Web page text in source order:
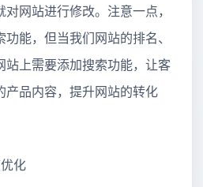
网站进行修改。注意一点，
能，但当我们网站的排名、
站上需要添加搜索功能，让客
产品内容，提升网站的转化
化